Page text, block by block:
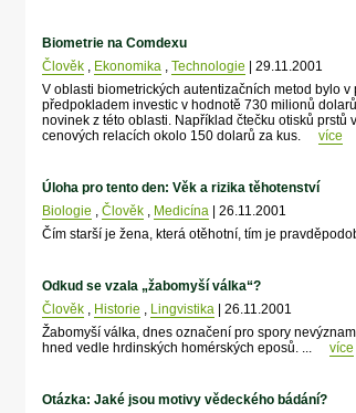
Biometrie na Comdexu
Člověk, Ekonomika, Technologie | 29.11.2001
V oblasti biometrických autentizačních metod bylo
předpokladem investic v hodnotě 730 milionů
novinek z této oblasti. Například čtečku otisků
cenových relacích okolo 150 dolarů za kus.
více
Úloha pro tento den: Věk a rizika těhotenství
Biologie , Člověk, Medicína| 26.11.2001
Čím starší je žena, která otěhotní, tím je
Odkud se vzala „žabomyší válka“?
Člověk, Historie , Lingvistika| 26.11.2001
Žabomyší válka, dnes označení pro spory
hned vedle hrdinských homérských eposů. ...
více
Otázka: Jaké jsou motivy vědeckého bádání?